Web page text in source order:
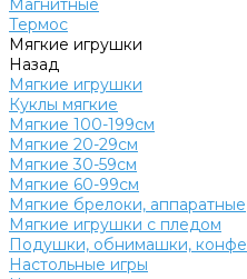
Магнитные
Термос
Мягкие игрушки
Назад
Мягкие игрушки
Куклы мягкие
Мягкие 100-199см
Мягкие 20-29см
Мягкие 30-59см
Мягкие 60-99см
Мягкие брелоки, аппаратные
Мягкие игрушки с пледом
Подушки, обнимашки,
Настольные игры